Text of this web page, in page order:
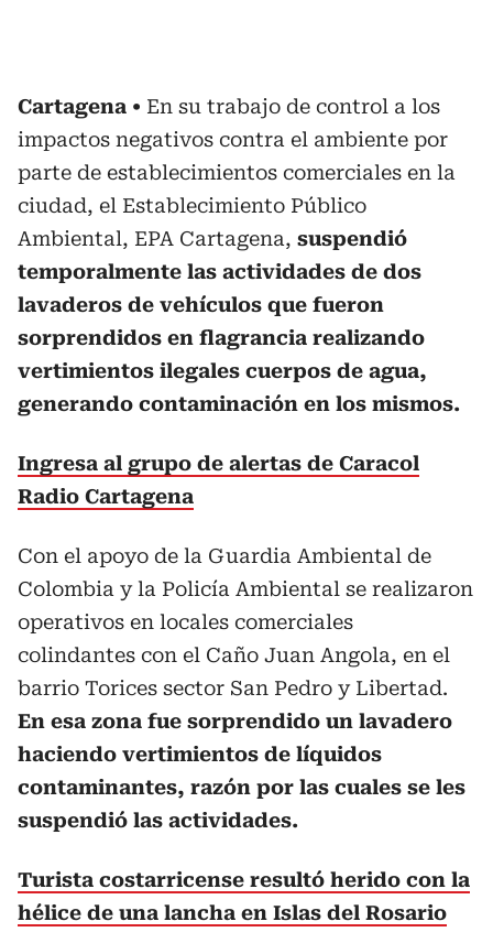
Cartagena
En su trabajo de control a los
impactos negativos contra el ambiente por
parte de establecimientos comerciales en la
ciudad, el Establecimiento Público
Ambiental, EPA Cartagena, suspendió
temporalmente las actividades de dos
lavaderos de vehículos que fueron
sorprendidos en flagrancia realizando
vertimientos ilegales cuerpos de agua,
generando contaminación en los mismos.
Ingresa al grupo de alertas de Caracol
Radio Cartagena
Con el apoyo de la Guardia Ambiental de
Colombia y la Policía Ambiental se realizaron
operativos en locales comerciales
colindantes con el Caño Juan Angola, en el
barrio Torices sector San Pedro y Libertad.
En esa zona fue sorprendido un lavadero
haciendo vertimientos de líquidos
contaminantes, razón por las cuales se les
suspendió las actividades.
Turista costarricense resultó herido con la
hélice de una lancha en Islas del Rosario